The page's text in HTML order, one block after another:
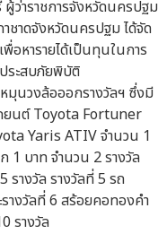
ว่าราชการจังหวัดนครปฐม
ชาดจังหวัดนครปฐม ได้จัด
อหารายได้เป็นทุนในการ
ระสบภัยพิบัติ
หมุนวงล้อออกรางวัลฯ ซึ่งมี
ยนต์ Toyota Fortuner
Yaris ATIV จำนวน 1
1 บาท จำนวน 2 รางวัล
รางวัล รางวัลที่ 5 รถ
างวัลที่ 6 สร้อยคอทองคำ
รางวัล